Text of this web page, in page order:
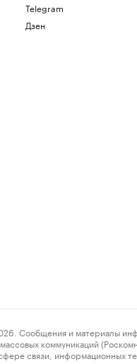
Telegram
Дзен
и материалы
коммуникаций
связи,